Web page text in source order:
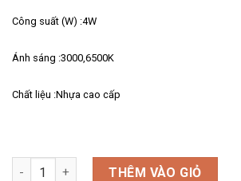
Công suất (W) :4W
Ánh sáng :3000,6500K
Chất liệu :Nhựa cao cấp
Số lượng THÊM VÀO GIỎ